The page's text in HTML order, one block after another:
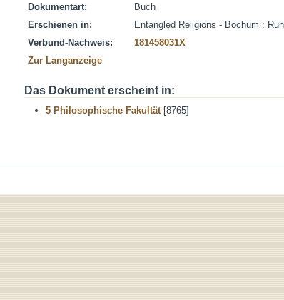
Dokumentart:
Buch
Erschienen in:
Entangled Religions - Bochum :
Verbund-Nachweis:
181458031X
Zur Langanzeige
Das Dokument erscheint in:
5 Philosophische Fakultät[8765]